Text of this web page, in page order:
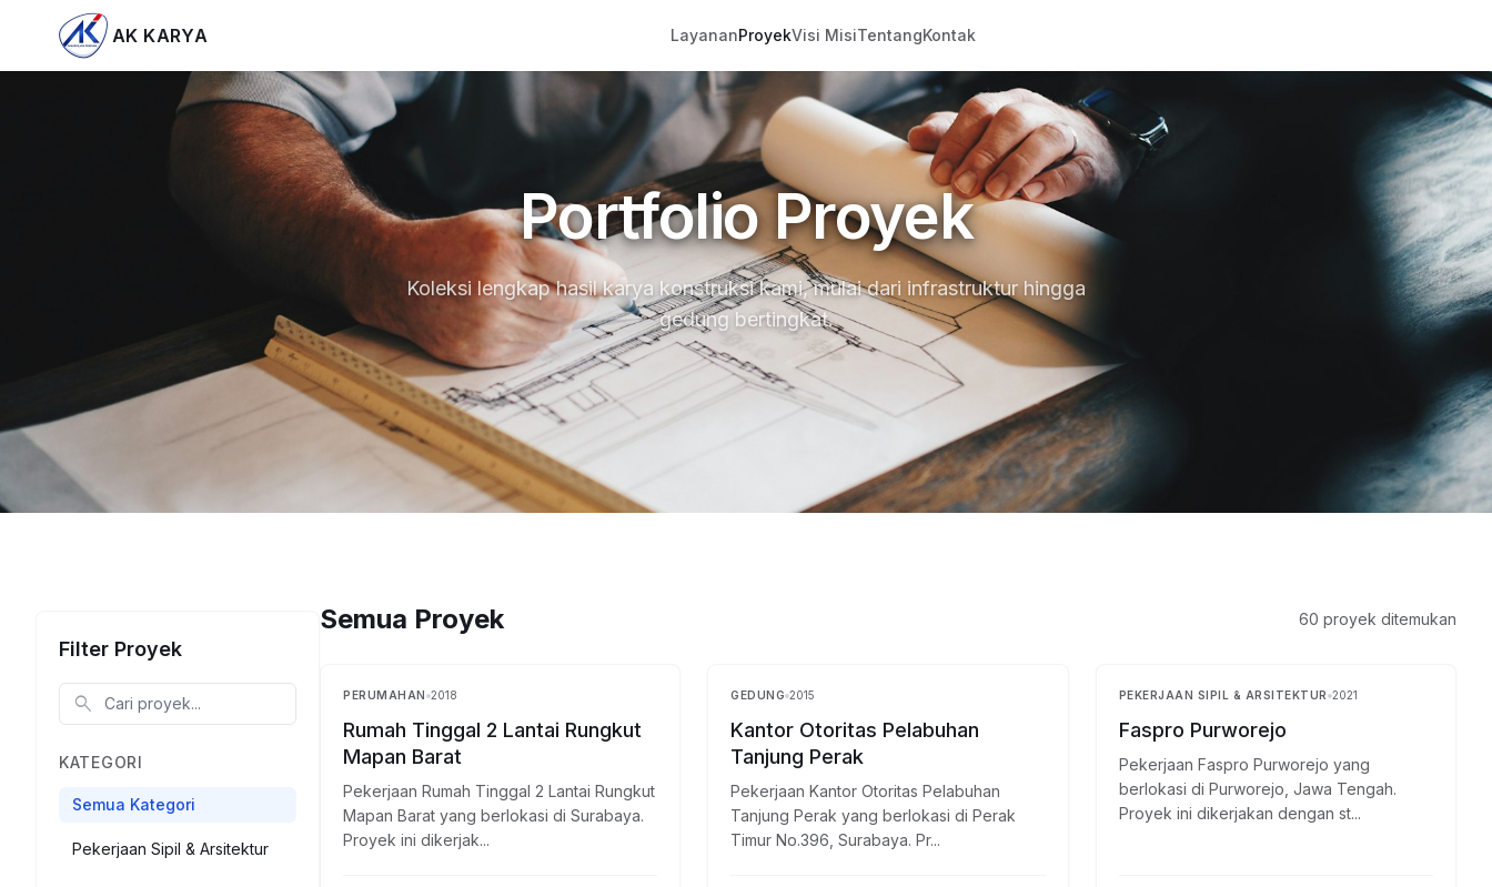
AK KARYA LayananProyekVisi MisiTentangKontak
Portfolio Proyek
Koleksi lengkap hasil karya konstruksi kami, mulai dari infrastruktur hingga
gedung bertingkat.
Filter Proyek
search
KATEGORI
Semua Kategori
Pekerjaan Sipil & Arsitektur
Semua Proyek 60 proyek ditemukan
PERUMAHAN 2018
Rumah Tinggal 2 Lantai Rungkut
Mapan Barat
Pekerjaan Rumah Tinggal 2 Lantai Rungkut
Mapan Barat yang berlokasi di Surabaya.
Proyek ini dikerjak...
GEDUNG 2015
Kantor Otoritas Pelabuhan
Tanjung Perak
Pekerjaan Kantor Otoritas Pelabuhan
Tanjung Perak yang berlokasi di Perak
Timur No.396, Surabaya. Pr...
PEKERJAAN SIPIL & ARSITEKTUR 2021
Faspro Purworejo
Pekerjaan Faspro Purworejo yang
berlokasi di Purworejo, Jawa Tengah.
Proyek ini dikerjakan dengan st...